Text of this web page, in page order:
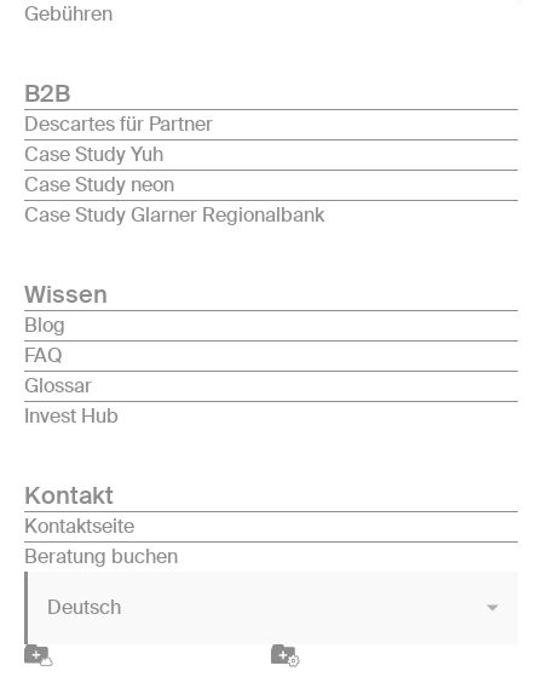
Gebühren
B2B
Descartes für Partner
Case Study Yuh
Case Study neon
Case Study Glarner Regionalbank
Wissen
Blog
FAQ
Glossar
Invest Hub
Kontakt
Kontaktseite
Beratung buchen
Deutsch